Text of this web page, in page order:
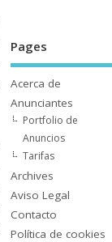
Pages
Acerca de
Anunciantes
Portfolio de
Anuncios
Tarifas
Archives
Aviso Legal
Contacto
Polí­tica de cookies